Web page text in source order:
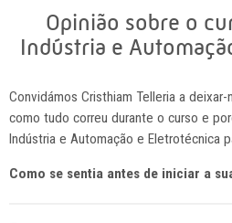
Opinião sobre o
Indústria e
Convidámos Cristhiam Telleria a
como tudo correu durante o curso e
Indústria e Automação e Eletrotécnica
Como se sentia antes de iniciar a